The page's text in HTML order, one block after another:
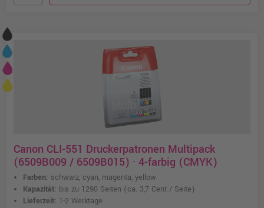
Canon CLI-551 Druckerpatronen Multipack
(6509B009 / 6509B015) · 4-farbig (CMYK)
Farben: schwarz, cyan, magenta, yellow
Kapazität: bis zu 1290 Seiten (ca. 3,7 Cent / Seite)
Lieferzeit: 1-2 Werktage